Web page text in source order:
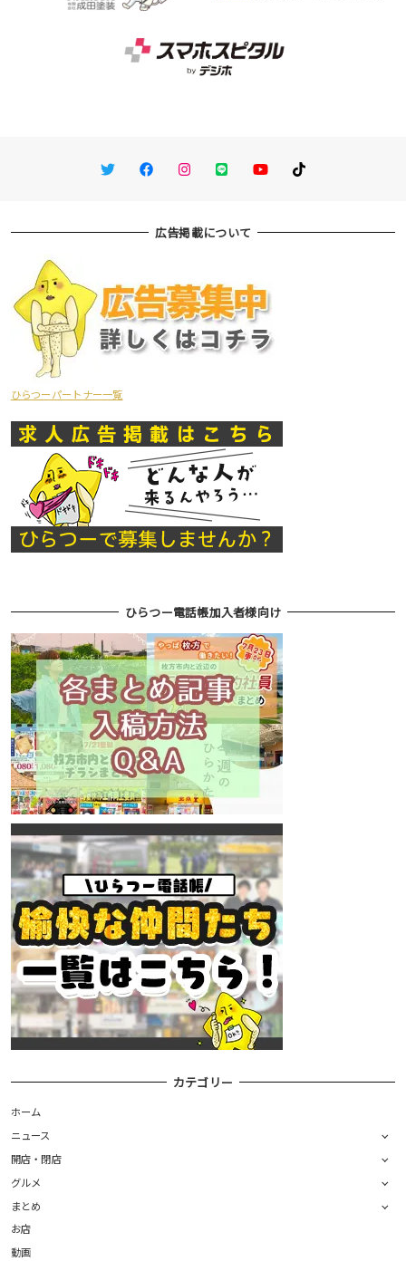
TwitterFacebookInstagram
LINE You TubeTikTok
広告掲載について
ひらつーパートナー一覧
ひらつー電話帳加入者様向け
カテゴリー
ホーム
ニュース
開店・閉店
グルメ
まとめ
お店
動画